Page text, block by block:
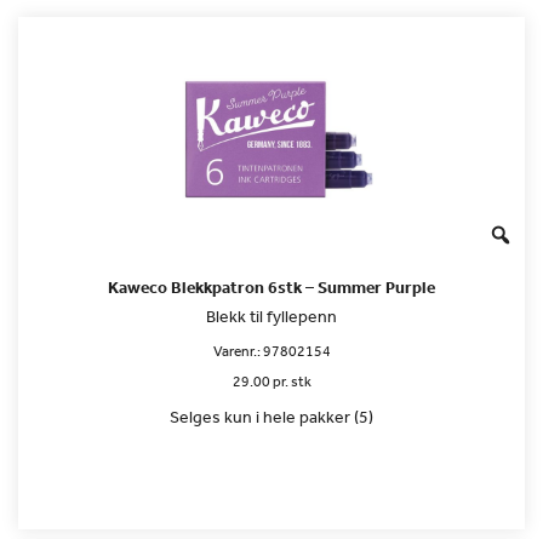
Kaweco Blekkpatron 6stk – Summer Purple
Blekk til fyllepenn
Varenr.:97802154
29.00 pr. stk
Selges kun i hele pakker (5)